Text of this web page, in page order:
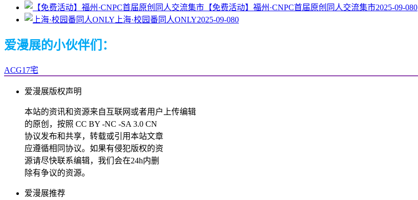
【免费活动】福州·CNPC首届原创同人交流集市2025-09-080
上海·校园番同人ONLY2025-09-080
爱漫展的小伙伴们：
ACG17宅
爱漫展版权声明
本站的资讯和资源来自互联网或者用户上传编辑
的原创，按照 CC BY -NC -SA 3.0 CN
协议发布和共享，转载或引用本站文章
应遵循相同协议。如果有侵犯版权的资
源请尽快联系编辑，我们会在24h内删
除有争议的资源。
爱漫展推荐